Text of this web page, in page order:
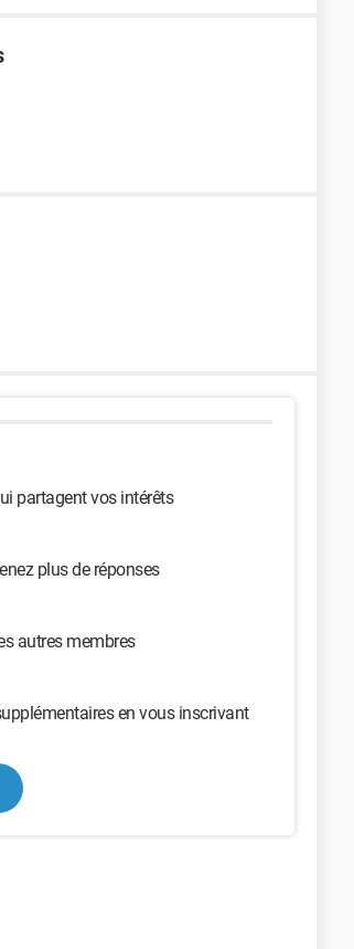
partagent vos intérêts
plus de réponses
autres membres
en vous inscrivant